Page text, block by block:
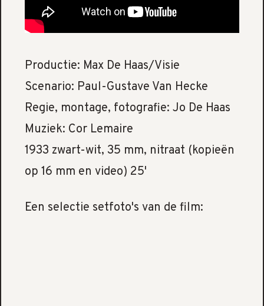
Productie: Max De Haas/Visie
Scenario: Paul-Gustave Van Hecke
Regie, montage, fotografie: Jo De Haas
Muziek: Cor Lemaire
1933 zwart-wit, 35 mm, nitraat (kopieën
op 16 mm en video) 25'
Een selectie setfoto's van de film: